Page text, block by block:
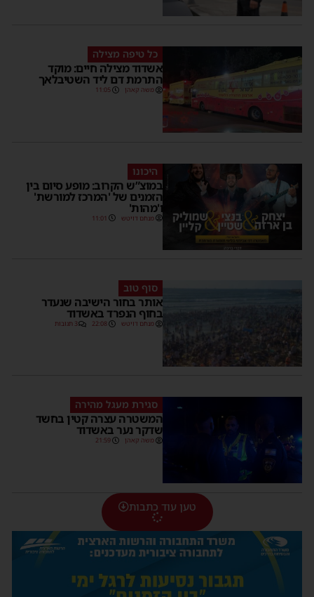
כל טיפה מצילה
אשדוד מצילה חיים: מוקד
התרמת דם ליד השטיבלאך
משה קאהן 11:05
היכונו
במוצ”ש הקרוב: מופע סיום בין
הזמנים של 'המרכז למורשת'
ו'מהות'
מנחם דויטש 11:01
סוף טוב
אותר בחור הישיבה שנעדר
בחוף הנפרד באשדוד
מנחם דויטש 22:08 3 תגובות
סגירת מעגל מהירה
המשטרה עצרה קטין בחשד
שדקר נער באשדוד
משה קאהן 21:59
טען עוד כתבות